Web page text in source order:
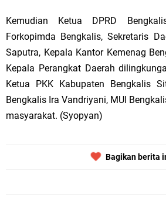
Kemudian Ketua DPRD
Forkopimda Bengkalis, Sekretaris
Saputra, Kepala Kantor Kemenag
Kepala Perangkat Daerah
Ketua PKK Kabupaten Bengkalis
Bengkalis Ira Vandriyani, MUI
masyarakat. (Syopyan)
Bagikan berita